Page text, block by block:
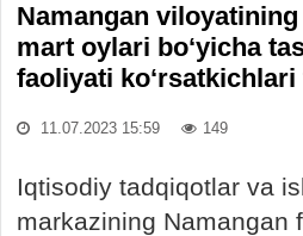
Namangan
mart oylari bo‘yicha
faoliyati
11.07.2023 15:59 149
Iqtisodiy tadqiqotlar va
markazining Namangan